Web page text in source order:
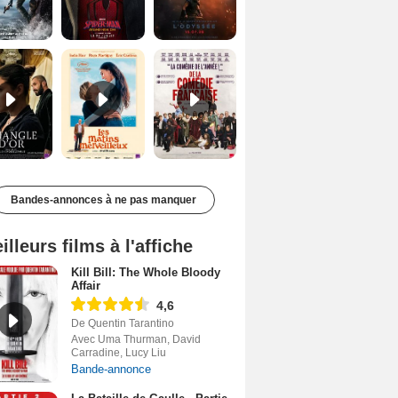
Le Triangle d'or Bande-annonce VF De la Comédie-Française Teaser VF
Bandes-annonces à ne pas manquer
films à l'affiche
Kill Bill: The Whole Bloody
Affair
4,6
De Quentin Tarantino
Avec Uma Thurman, David
Carradine, Lucy Liu
Bande-annonce